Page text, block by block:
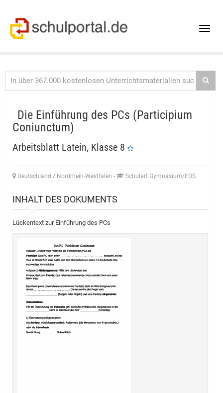
Toggle
Die Einführung des PCs (Participium
Coniunctum)
Arbeitsblatt Latein, Klasse 8
Deutschland / Nordrhein-Westfalen - Schulart Gymnasium/FOS
INHALT DES DOKUMENTS
Lückentext zur Einführung des PCs